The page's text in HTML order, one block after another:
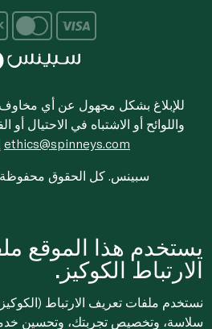
للإبلاغ بشكل مجهول عن أي مخاوف
واللوائح أو الاشتباه في الاحتيال
ethics@spinneys.com
© 2020-2026 سبينس. كل الحقوق محفوظة
يستخدم هذا الموقع
الارتباط الكوكيز.
نستخدم ملفات تعريف الارتباط
سلاسة، وتخصيص تجربتك، وتحسين